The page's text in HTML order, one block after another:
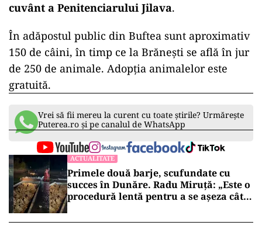
cuvânt a Penitenciarului Jilava.
În adăpostul public din Buftea sunt aproximativ
150 de câini, în timp ce la Brănești se află în jur
de 250 de animale. Adopția animalelor este
gratuită.
Vrei să fii mereu la curent cu toate știrile? Urmărește
Puterea.ro și pe canalul de WhatsApp
ACTUALITATE
Primele două barje, scufundate cu
succes în Dunăre. Radu Miruță: „Este o
procedură lentă pentru a se așeza cât